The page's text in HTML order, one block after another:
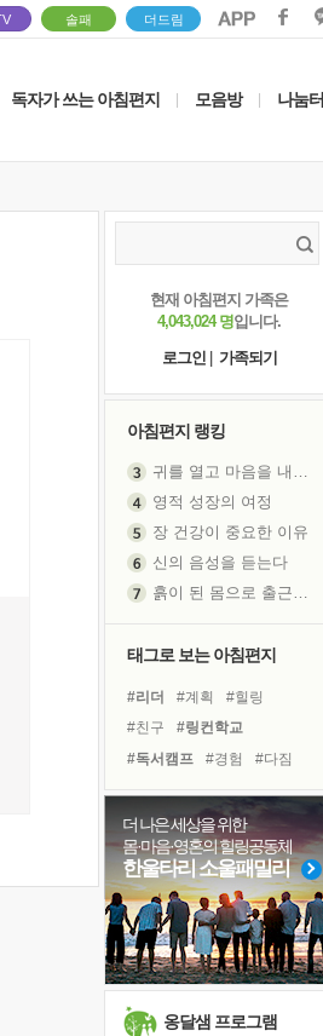
솔패 더드림
독자가 쓰는 아침편지 모음방 나눔터
현재 아침편지 가족은
4,043,024 명입니다.
로그인
가족되기
아침편지 랭킹
귀를 열고 마음을 내어주고
영적 성장의 여정
장 건강이 중요한 이유
신의 음성을 듣는다
흙이 된 몸으로 출근하는 여자
졸업식 사진을 보며
극심한 변비, 어깨결림, 수면 장애
아픈 아버지를 위한 공간 설계
슬럼프
보고 싶은 어머니
유년 시절의 부산 영도 바다
못된 꼰대들
희망이란
태그로 보는 아침편지
#리더 #계획
#힐링
#친구
#링컨학교
#독서캠프
#경험
#다짐
#바이러스
#희망
#면역력
#나눔
#선택
#극복
#명상
#위기
#아이들
#독서
#도움
#비전캠프
#건강
더 나은 세상을 위한
몸·마음·영혼의 힐링공동체
한울타리 소울패밀리
옹달샘 프로그램